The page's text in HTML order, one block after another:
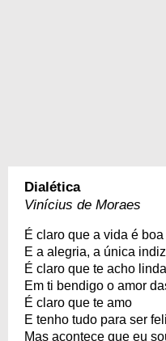
Dialética
Vinícius de Moraes
É claro que a vida é boa
E a alegria, a única
É claro que te acho linda
Em ti bendigo o amor
É claro que te amo
E tenho tudo para ser
Mas acontece que eu